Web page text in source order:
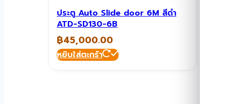
ประตู Auto Slide door 6M สีดำ
ATD-SD130-6B
฿45,000.00
หยิบใส่ตะกร้า